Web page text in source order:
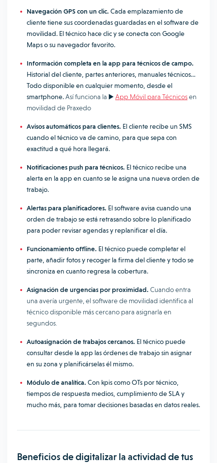
Navegación GPS con un clic. Cada emplazamiento de
cliente tiene sus coordenadas guardadas en el software de
movilidad. El técnico hace clic y se conecta con Google
Maps o su navegador favorito.
Información completa en la app para técnicos de campo.
Historial del cliente, partes anteriores, manuales técnicos…
Todo disponible en cualquier momento, desde el
smartphone.Así funciona la ▶️App Móvil para Técnicosen
movilidad de Praxedo
Avisos automáticos para clientes. El cliente recibe un SMS
cuando el técnico va de camino, para que sepa con
exactitud a qué hora llegará.
Notificaciones push para técnicos. El técnico recibe una
alerta en la app en cuanto se le asigna una nueva orden de
trabajo.
Alertas para planificadores. El software avisa cuando una
orden de trabajo se está retrasando sobre lo planificado
para poder revisar agendas y replanificar el día.
Funcionamiento offline. El técnico puede completar el
parte, añadir fotos y recoger la firma del cliente y todo se
sincroniza en cuanto regresa la cobertura.
Asignación de urgencias por proximidad. Cuando entra
una avería urgente, el software de movilidad identifica al
técnico disponible más cercano para asignarla en
segundos.
Autoasignación de trabajos cercanos. El técnico puede
consultar desde la app las órdenes de trabajo sin asignar
en su zona y planificárselas él mismo.
Módulo de analítica. Con kpis como OTs por técnico,
tiempos de respuesta medios, cumplimiento de SLA y
mucho más, para tomar decisiones basadas en datos reales.
Beneficios de digitalizar la actividad de tus